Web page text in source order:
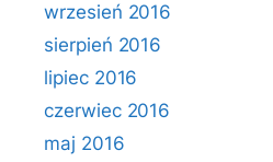
wrzesień 2016
sierpień 2016
lipiec 2016
czerwiec 2016
maj 2016